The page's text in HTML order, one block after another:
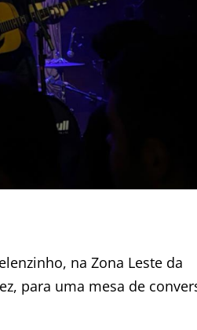
na Zona Leste da
para uma mesa de